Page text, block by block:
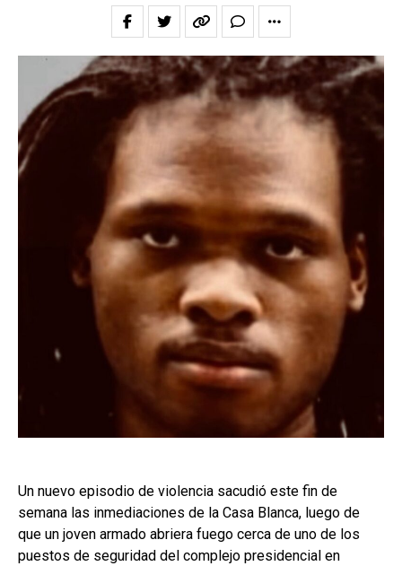
Un nuevo episodio de violencia sacudió este fin de
semana las inmediaciones de la Casa Blanca, luego de
que un joven armado abriera fuego cerca de uno de los
puestos de seguridad del complejo presidencial en